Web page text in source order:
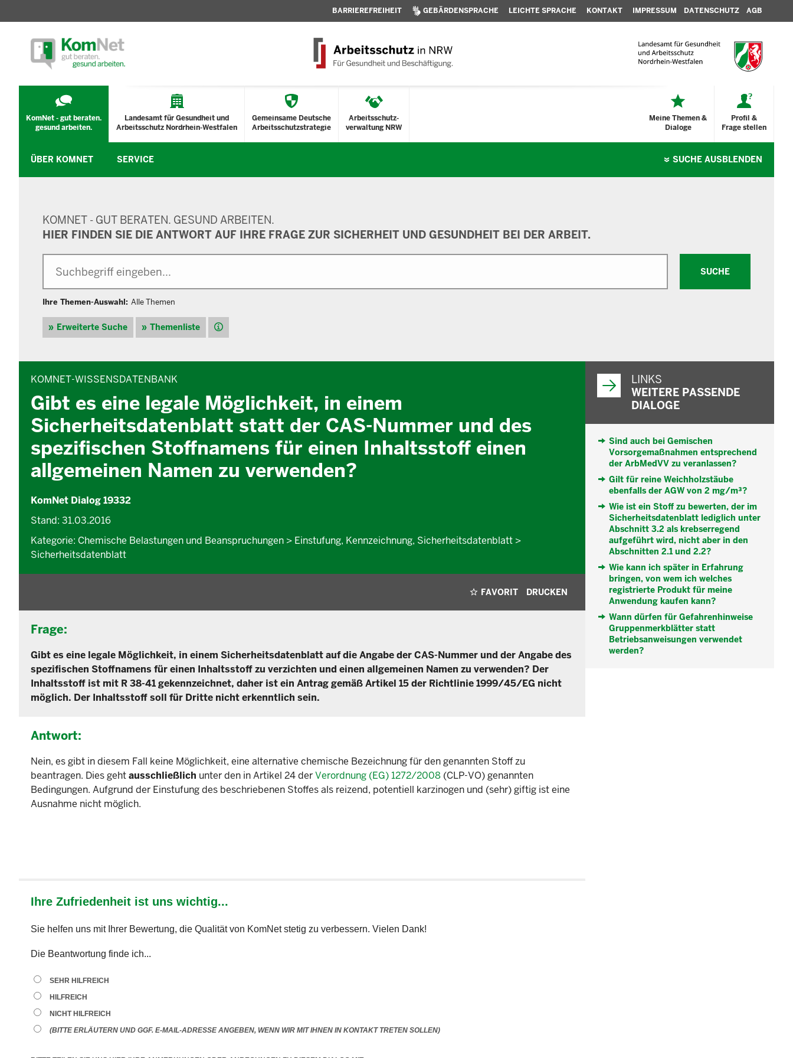
BARRIEREFREIHEIT GEBÄRDENSPRACHE LEICHTE SPRACHE KONTAKT IMPRESSUM DATENSCHUTZ AGB
KomNet - gut beraten.
gesund arbeiten.
Landesamt für Gesundheit und
Arbeitsschutz Nordrhein-Westfalen
Gemeinsame Deutsche
Arbeitsschutzstrategie
Arbeitsschutz-
verwaltung NRW
Profil &
Frage stellen
Meine Themen &
Dialoge
ÜBER KOMNET SERVICE SUCHE AUSBLENDEN
KOMNET - GUT BERATEN. GESUND ARBEITEN.
HIER FINDEN SIE DIE ANTWORT AUF IHRE FRAGE ZUR SICHERHEIT UND GESUNDHEIT BEI DER ARBEIT.
SUCHE
Ihre Themen-Auswahl: Alle Themen
Erweiterte Suche Themenliste Hilfe
KOMNET-WISSENSDATENBANK
Gibt es eine legale Möglichkeit, in einem
Sicherheitsdatenblatt statt der CAS-Nummer und des
spezifischen Stoffnamens für einen Inhaltsstoff einen
allgemeinen Namen zu verwenden?
KomNet Dialog 19332
Stand: 31.03.2016
Kategorie: Chemische Belastungen und Beanspruchungen > Einstufung, Kennzeichnung, Sicherheitsdatenblatt >
Sicherheitsdatenblatt
FAVORIT DRUCKEN
Frage:
Gibt es eine legale Möglichkeit, in einem Sicherheitsdatenblatt auf die Angabe der CAS-Nummer und der Angabe des
spezifischen Stoffnamens für einen Inhaltsstoff zu verzichten und einen allgemeinen Namen zu verwenden? Der
Inhaltsstoff ist mit R 38-41 gekennzeichnet, daher ist ein Antrag gemäß Artikel 15 der Richtlinie 1999/45/EG nicht
möglich. Der Inhaltsstoff soll für Dritte nicht erkenntlich sein.
Antwort:
Nein, es gibt in diesem Fall keine Möglichkeit, eine alternative chemische Bezeichnung für den genannten Stoff zu
beantragen. Dies gehtausschließlich unter den in Artikel 24 derVerordnung (EG) 1272/2008 (CLP-VO) genannten
Bedingungen. Aufgrund der Einstufung des beschriebenen Stoffes als reizend, potentiell karzinogen und (sehr) giftig ist eine
Ausnahme nicht möglich.
LINKS
WEITERE PASSENDE
DIALOGE
Sind auch bei Gemischen
Vorsorgemaßnahmen entsprechend
der ArbMedVV zu veranlassen?
Gilt für reine Weichholzstäube
ebenfalls der AGW von 2 mg/m³?
Wie ist ein Stoff zu bewerten, der im
Sicherheitsdatenblatt lediglich unter
Abschnitt 3.2 als krebserregend
aufgeführt wird, nicht aber in den
Abschnitten 2.1 und 2.2?
Wie kann ich später in Erfahrung
bringen, von wem ich welches
registrierte Produkt für meine
Anwendung kaufen kann?
Wann dürfen für Gefahrenhinweise
Gruppenmerkblätter statt
Betriebsanweisungen verwendet
werden?